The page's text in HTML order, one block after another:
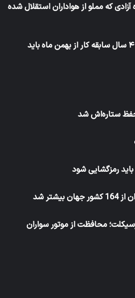
آزادی که مملو از هواداران استقلال شده
قرارداد موقت کارگران با ۴ سال سابقه کار از بهمن ماه باید
ستاره‌اش شد
رمزگشایی شود
شد
محافظت از موتور سواران